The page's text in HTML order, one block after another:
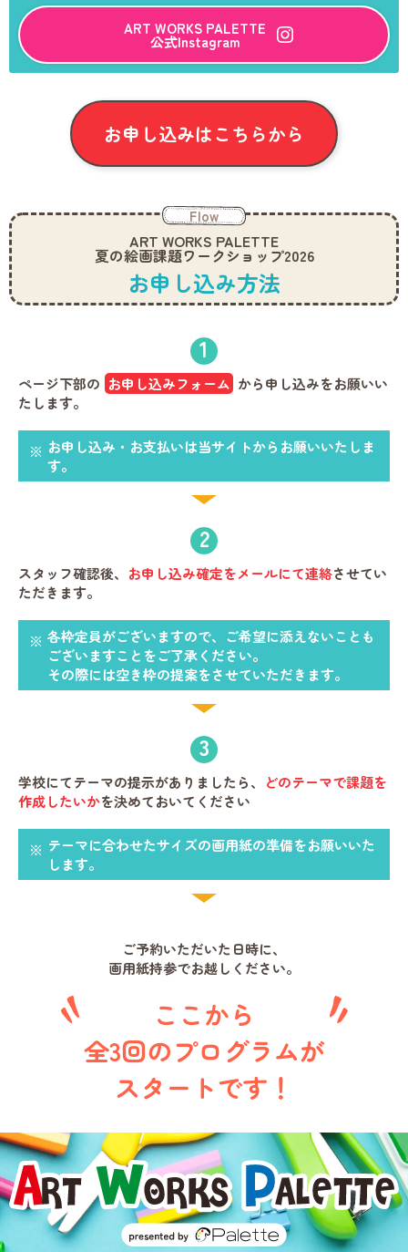
ART WORKS PALETTE
公式Instagram
お申し込みはこちらから
Flow
ART WORKS PALETTE
夏の絵画課題ワークショップ2026
お申し込み方法
1
ページ下部の お申し込みフォーム から申し込みをお願いい
たします。
お申し込み・お支払いは当サイトからお願いいたしま
す。
2
スタッフ確認後、 お申し込み確定をメールにて連絡させてい
ただきます。
各枠定員がございますので、ご希望に添えないことも
ございますことをご了承ください。
その際には空き枠の提案をさせていただきます。
3
学校にてテーマの提示がありましたら、
どのテーマで課題を
作成したいかを決めておいてください
テーマに合わせたサイズの画用紙の準備をお願いいた
します。
ご予約いただいた日時に、
画用紙持参でお越しください。
ここから
全3回のプログラムが
スタートです！